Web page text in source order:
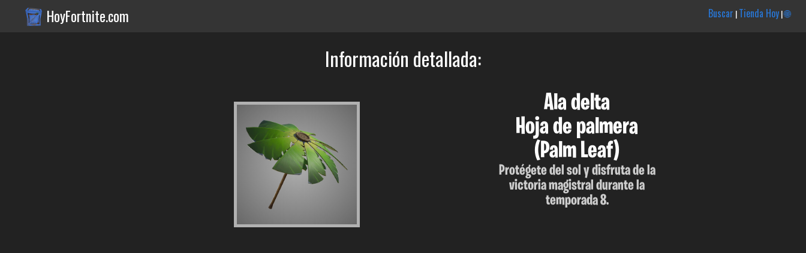
HoyFortnite.com Buscar |Tienda Hoy|🌐
Información detallada:
Ala delta
Hoja de palmera
(Palm Leaf)
Protégete del sol y disfruta de la
victoria magistral durante la
temporada 8.